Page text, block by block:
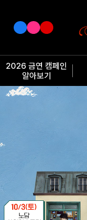
2026 금연 캠페인
알아보기